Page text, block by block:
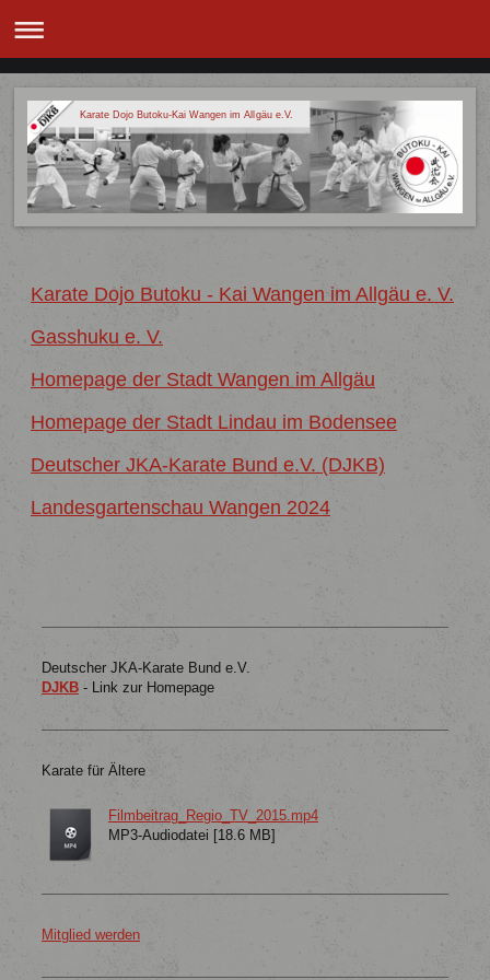
Karate Dojo Butoku-Kai Wangen im Allgäu e.V.
Karate Dojo Butoku - Kai Wangen im Allgäu e. V.
Gasshuku e. V.
Homepage der Stadt Wangen im Allgäu
Homepage der Stadt Lindau im Bodensee
Deutscher JKA-Karate Bund e.V. (DJKB)
Landesgartenschau Wangen 2024
Deutscher JKA-Karate Bund e.V.
DJKB - Link zur Homepage
Karate für Ältere
Filmbeitrag_Regio_TV_2015.mp4
MP3-Audiodatei [18.6 MB]
Mitglied werden